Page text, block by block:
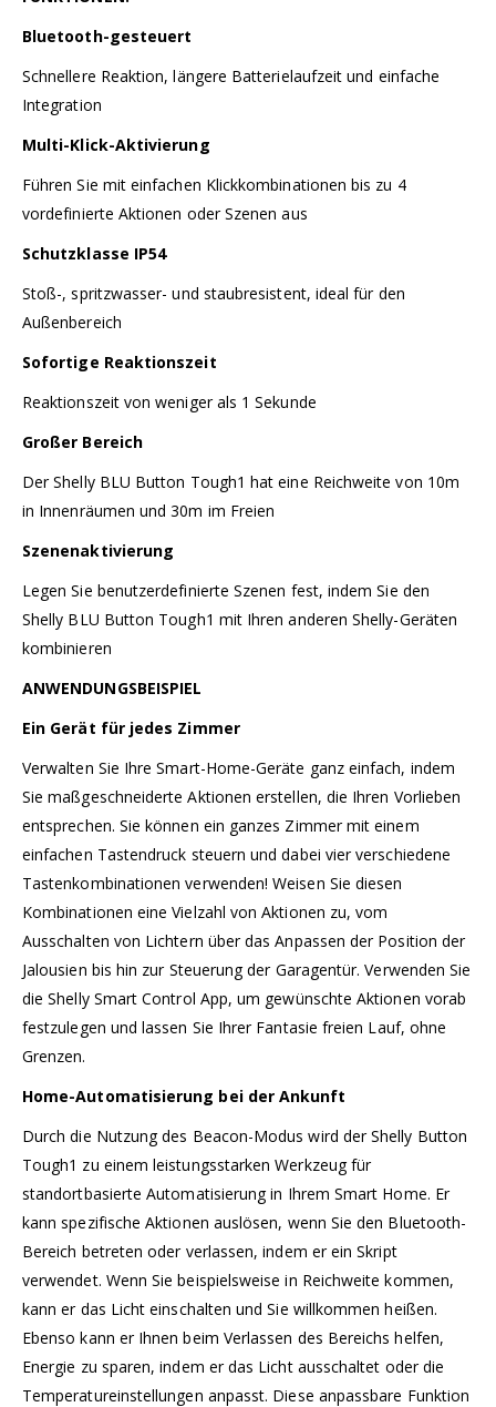
Bluetooth-gesteuert
Schnellere Reaktion, längere Batterielaufzeit und einfache
Integration
Multi-Klick-Aktivierung
Führen Sie mit einfachen Klickkombinationen bis zu 4
vordefinierte Aktionen oder Szenen aus
Schutzklasse IP54
Stoß-, spritzwasser- und staubresistent, ideal für den
Außenbereich
Sofortige Reaktionszeit
Reaktionszeit von weniger als 1 Sekunde
Großer Bereich
Der Shelly BLU Button Tough1 hat eine Reichweite von 10m
in Innenräumen und 30m im Freien
Szenenaktivierung
Legen Sie benutzerdefinierte Szenen fest, indem Sie den
Shelly BLU Button Tough1 mit Ihren anderen Shelly-Geräten
kombinieren
ANWENDUNGSBEISPIEL
Ein Gerät für jedes Zimmer
Verwalten Sie Ihre Smart-Home-Geräte ganz einfach, indem
Sie maßgeschneiderte Aktionen erstellen, die Ihren Vorlieben
entsprechen. Sie können ein ganzes Zimmer mit einem
einfachen Tastendruck steuern und dabei vier verschiedene
Tastenkombinationen verwenden! Weisen Sie diesen
Kombinationen eine Vielzahl von Aktionen zu, vom
Ausschalten von Lichtern über das Anpassen der Position der
Jalousien bis hin zur Steuerung der Garagentür. Verwenden Sie
die Shelly Smart Control App, um gewünschte Aktionen vorab
festzulegen und lassen Sie Ihrer Fantasie freien Lauf, ohne
Grenzen.
Home-Automatisierung bei der Ankunft
Durch die Nutzung des Beacon-Modus wird der Shelly Button
Tough1 zu einem leistungsstarken Werkzeug für
standortbasierte Automatisierung in Ihrem Smart Home. Er
kann spezifische Aktionen auslösen, wenn Sie den Bluetooth-
Bereich betreten oder verlassen, indem er ein Skript
verwendet. Wenn Sie beispielsweise in Reichweite kommen,
kann er das Licht einschalten und Sie willkommen heißen.
Ebenso kann er Ihnen beim Verlassen des Bereichs helfen,
Energie zu sparen, indem er das Licht ausschaltet oder die
Temperatureinstellungen anpasst. Diese anpassbare Funktion